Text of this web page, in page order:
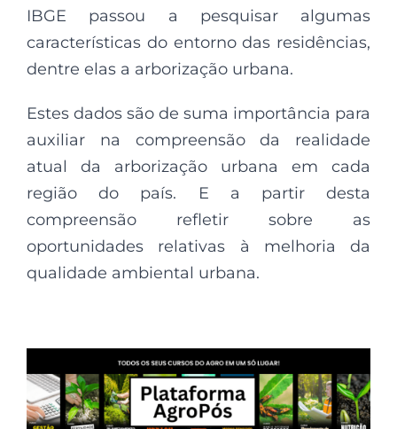
IBGE passou a pesquisar algumas
características do entorno das residências,
dentre elas a arborização urbana.
Estes dados são de suma importância para
auxiliar na compreensão da realidade
atual da arborização urbana em cada
região do país. E a partir desta
compreensão refletir sobre as
oportunidades relativas à melhoria da
qualidade ambiental urbana.